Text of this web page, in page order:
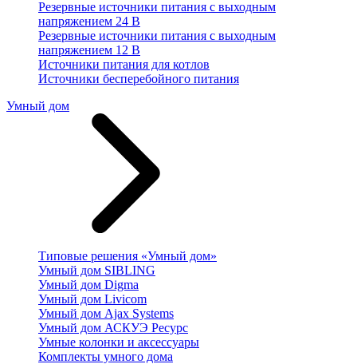
Резервные источники питания с выходным
напряжением 24 В
Резервные источники питания с выходным
напряжением 12 В
Источники питания для котлов
Источники бесперебойного питания
Умный дом
Типовые решения «Умный дом»
Умный дом SIBLING
Умный дом Digma
Умный дом Livicom
Умный дом Ajax Systems
Умный дом АСКУЭ Ресурс
Умные колонки и аксессуары
Комплекты умного дома